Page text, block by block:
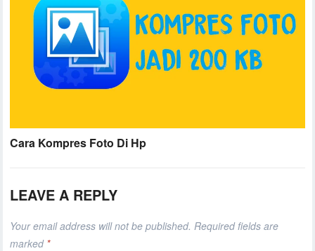
Cara Kompres Foto Di Hp
LEAVE A REPLY
Your email address will not be published. Required fields are
marked *